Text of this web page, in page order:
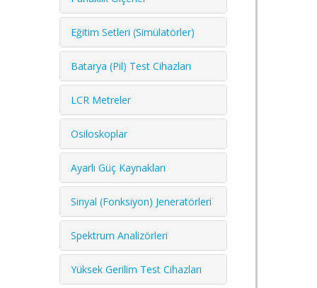
Eğitim Setleri (Simülatörler)
Batarya (Pil) Test Cihazları
LCR Metreler
Osiloskoplar
Ayarlı Güç Kaynakları
Sinyal (Fonksiyon) Jeneratörleri
Spektrum Analizörleri
Yüksek Gerilim Test Cihazları